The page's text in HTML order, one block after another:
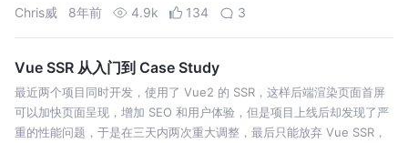
Chris威 8年前 4.9k 134 3
Vue SSR 从入门到 Case Study
最近两个项目同时开发，使用了 Vue2 的 SSR，这样后端渲染页面首屏
可以加快页面呈现，增加 SEO 和用户体验，但是项目上线后却发现了严
重的性能问题，于是在三天内两次重大调整，最后只能放弃 Vue SSR，